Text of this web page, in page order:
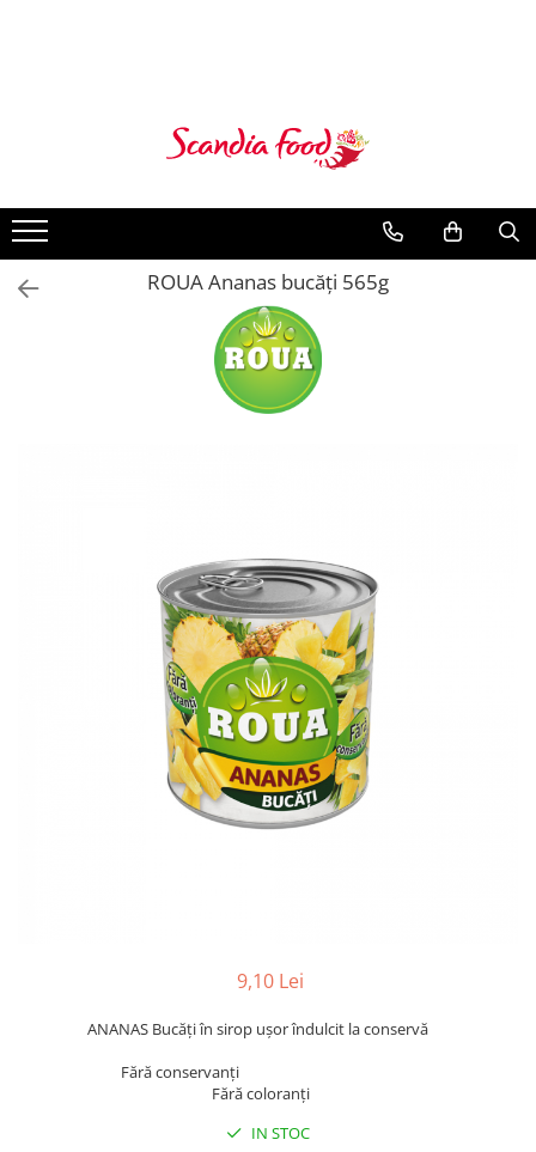
ROUA Ananas bucăți 565g
9,10 Lei
ANANAS Bucăți în sirop ușor îndulcit la conservă
Fără conservanți
Fără coloranți
IN STOC